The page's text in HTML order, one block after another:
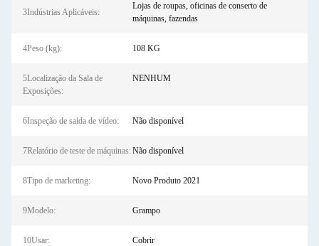
3Indústrias Aplicáveis:
Lojas de roupas, oficinas de conserto de
máquinas, fazendas
4Peso (kg): 108 KG
5Localização da Sala de
Exposições:
NENHUM
6Inspeção de saída de vídeo: Não disponível
7Relatório de teste de máquinas:Não disponível
8Tipo de marketing: Novo Produto 2021
9Modelo: Grampo
10Usar: Cobrir